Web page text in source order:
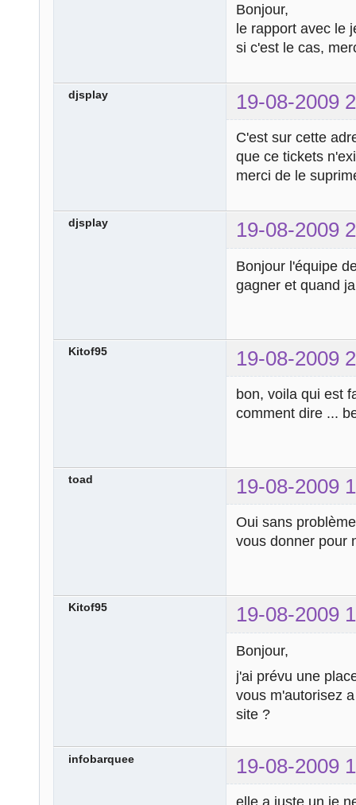
Bonjour,
le rapport avec le
si c'est le cas,
djsplay 19-08-2009
C'est sur cette
que ce tickets
merci de le
djsplay 19-08-2009
Bonjour l'équipe
gagner et quand
Kitof95 19-08-2009
bon, voila qui est
comment dire ...
toad 19-08-2009
Oui sans
vous donner pour
Kitof95 19-08-2009
Bonjour,
j'ai prévu une
vous m'autorisez
site ?
infobarquee 19-08-2009
elle a juste un je